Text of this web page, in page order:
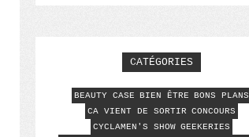
CATÉGORIES
BEAUTY CASE BIEN ÊTRE BONS PLANS
CA VIENT DE SORTIR CONCOURS
CYCLAMEN'S SHOW GEEKERIES